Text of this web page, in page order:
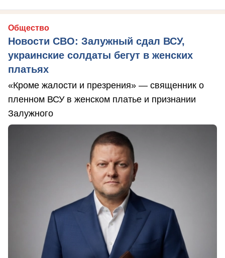
Общество
Новости СВО: Залужный сдал ВСУ,
украинские солдаты бегут в женских
платьях
«Кроме жалости и презрения» — священник о
пленном ВСУ в женском платье и признании
Залужного